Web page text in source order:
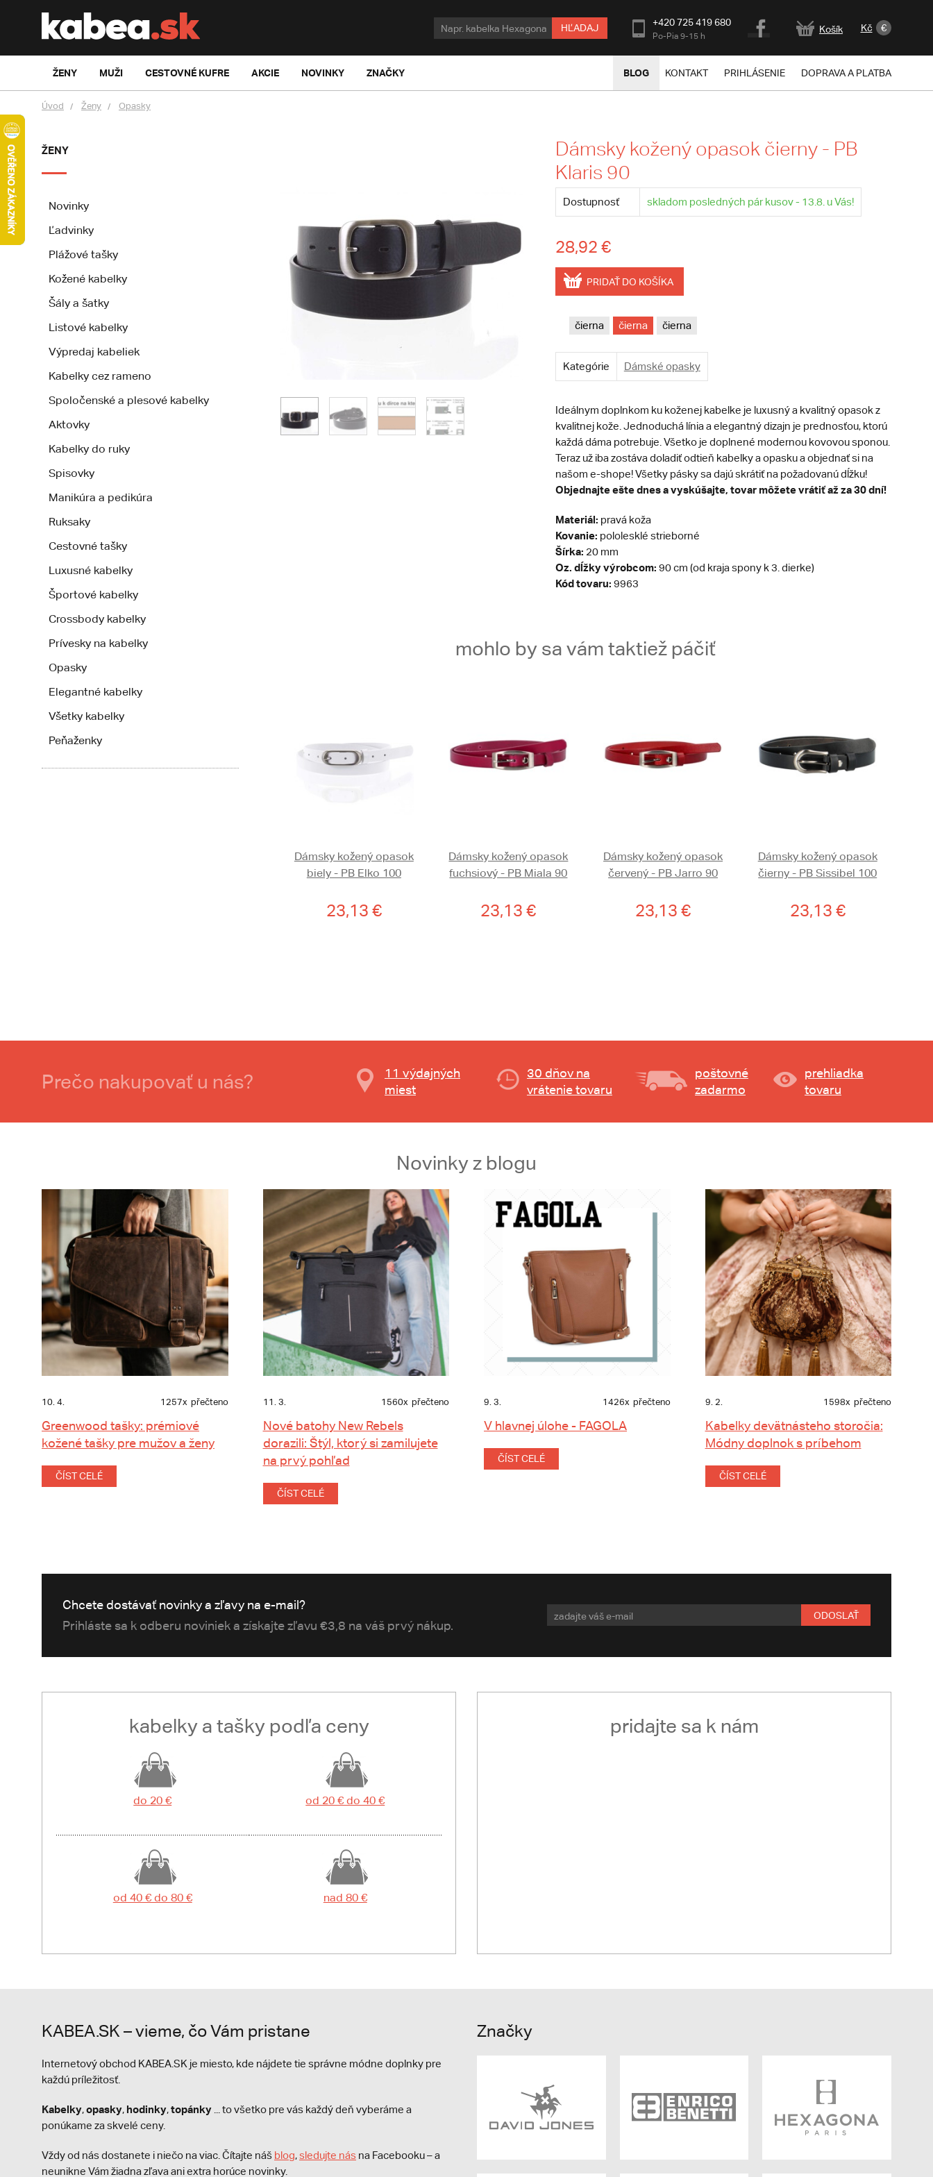
HĽADAJ +420 725 419 680
Po-Pia 9-15 h
Košík Kč €
ŽENY MUŽI CESTOVNÉ KUFRE AKCIE NOVINKY ZNAČKY BLOG KONTAKT PRIHLÁSENIE DOPRAVA A PLATBA
Úvod Ženy Opasky
ŽENY
Novinky
Ľadvinky
Plážové tašky
Kožené kabelky
Šály a šatky
Listové kabelky
Výpredaj kabeliek
Kabelky cez rameno
Spoločenské a plesové kabelky
Aktovky
Kabelky do ruky
Spisovky
Manikúra a pedikúra
Ruksaky
Cestovné tašky
Luxusné kabelky
Športové kabelky
Crossbody kabelky
Prívesky na kabelky
Opasky
Elegantné kabelky
Všetky kabelky
Peňaženky
Dámsky kožený opasok čierny - PB
Klaris 90
Dostupnosť skladom posledných pár kusov - 13.8. u Vás!
28,92 €
PRIDAŤ DO KOŠÍKA
čierna čierna čierna
Kategórie Dámské opasky
Ideálnym doplnkom ku koženej kabelke je luxusný a kvalitný opasok z
kvalitnej kože. Jednoduchá línia a elegantný dizajn je prednosťou, ktorú
každá dáma potrebuje. Všetko je doplnené modernou kovovou sponou.
Teraz už iba zostáva doladiť odtieň kabelky a opasku a objednať si na
našom e-shope! Všetky pásky sa dajú skrátiť na požadovanú dĺžku!
Objednajte ešte dnes a vyskúšajte, tovar môžete vrátiť až za 30 dní!
Materiál: pravá koža
Kovanie: pololesklé strieborné
Šírka: 20 mm
Oz. dĺžky výrobcom: 90 cm (od kraja spony k 3. dierke)
Kód tovaru: 9963
mohlo by sa vám taktiež páčiť
Dámsky kožený opasok
biely - PB Elko 100
23,13 €
Dámsky kožený opasok
fuchsiový - PB Miala 90
23,13 €
Dámsky kožený opasok
červený - PB Jarro 90
23,13 €
Dámsky kožený opasok
čierny - PB Sissibel 100
23,13 €
Prečo nakupovať u nás?
11 výdajných
miest
30 dňov na
vrátenie tovaru
poštovné
zadarmo
prehliadka
tovaru
Novinky z blogu
10. 4. 1257x přečteno
Greenwood tašky: prémiové
kožené tašky pre mužov a ženy
ČÍST CELÉ
11. 3. 1560x přečteno
Nové batohy New Rebels
dorazili: Štýl, ktorý si zamilujete
na prvý pohľad
ČÍST CELÉ
9. 3. 1426x přečteno
V hlavnej úlohe - FAGOLA
ČÍST CELÉ
9. 2. 1598x přečteno
Kabelky devätnásteho storočia:
Módny doplnok s príbehom
ČÍST CELÉ
Chcete dostávať novinky a zľavy na e-mail?
Prihláste sa k odberu noviniek a získajte zľavu €3,8 na váš prvý nákup.
ODOSLAŤ
kabelky a tašky podľa ceny
do 20 € od 20 € do 40 €
od 40 € do 80 € nad 80 €
pridajte sa k nám
KABEA.SK – vieme, čo Vám pristane
Internetový obchod KABEA.SK je miesto, kde nájdete tie správne módne doplnky pre
každú príležitosť.
Kabelky,opasky, hodinky,topánky ... to všetko pre vás každý deň vyberáme a
ponúkame za skvelé ceny.
Vždy od nás dostanete i niečo na viac. Čítajte náš blog,sledujte nás na Facebooku – a
neunikne Vám žiadna zľava ani extra horúce novinky.
Značky